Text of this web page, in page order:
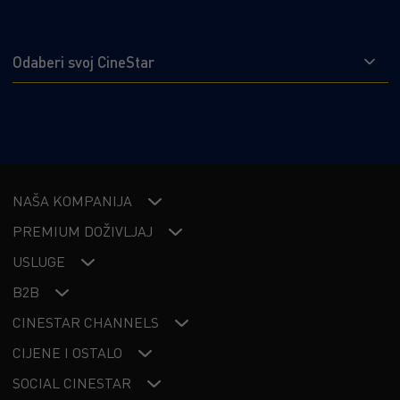
Odaberi svoj CineStar
NAŠA KOMPANIJA
PREMIUM DOŽIVLJAJ
USLUGE
B2B
CINESTAR CHANNELS
CIJENE I OSTALO
SOCIAL CINESTAR